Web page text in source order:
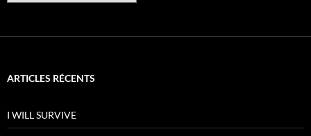
ARTICLES RÉCENTS
I WILL SURVIVE